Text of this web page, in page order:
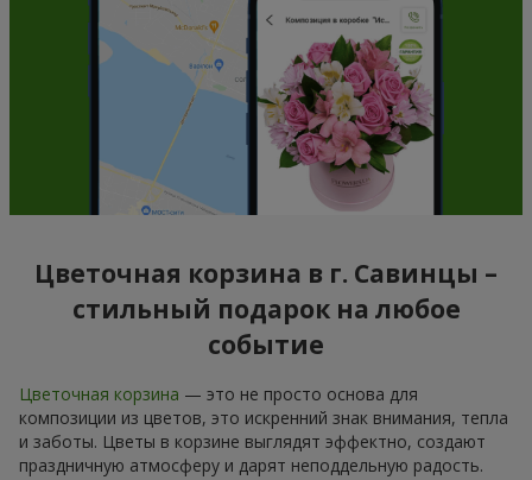
Цветочная корзина в г. Савинцы –
стильный подарок на любое
событие
Цветочная корзина — это не просто основа для
композиции из цветов, это искренний знак внимания, тепла
и заботы. Цветы в корзине выглядят эффектно, создают
праздничную атмосферу и дарят неподдельную радость.